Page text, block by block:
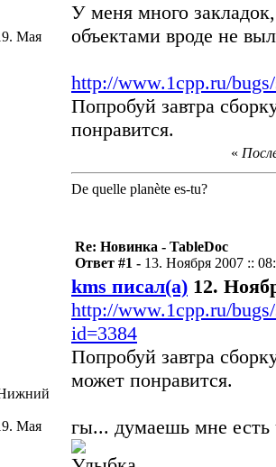
Мая
У меня много
объектами вроде не
http://www.1cpp.ru/
Попробуй завтра
понравится.
«
De quelle planète es-tu?
Мая
Re: Новинка - TableDoc
Ответ #1 - 13. Ноября 2007 ::
kms писал(а) 12.
http://www.1cpp.ru/
id=3384
Попробуй завтра
может понравится.
гы... думаешь мне есть